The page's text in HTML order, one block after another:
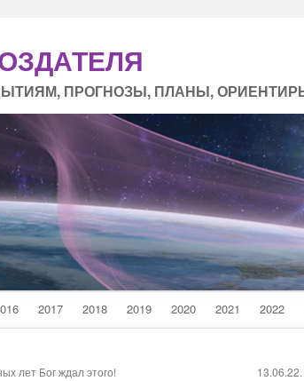
ПРОГНОЗЫ, ПЛАНЫ,
2017 2018 2019 2020 2021 2022
лет Бог ждал этого!